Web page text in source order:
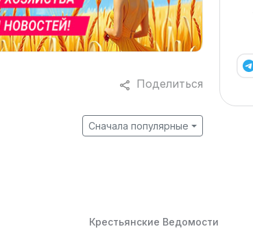
Поделиться
Сначала популярные
Крестьянские Ведомости